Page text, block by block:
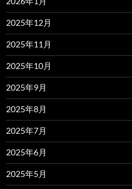
2025年12月
2025年11月
2025年10月
2025年9月
2025年8月
2025年7月
2025年6月
2025年5月